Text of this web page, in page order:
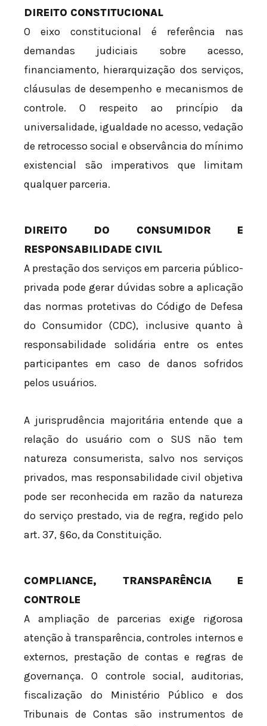
DIREITO CONSTITUCIONAL
O eixo constitucional é referência nas
demandas judiciais sobre acesso,
financiamento, hierarquização dos serviços,
cláusulas de desempenho e mecanismos de
controle. O respeito ao princípio da
universalidade, igualdade no acesso, vedação
de retrocesso social e observância do mínimo
existencial são imperativos que limitam
qualquer parceria.
DIREITO DO CONSUMIDOR E
RESPONSABILIDADE CIVIL
A prestação dos serviços em parceria público-
privada pode gerar dúvidas sobre a aplicação
das normas protetivas do Código de Defesa
do Consumidor (CDC), inclusive quanto à
responsabilidade solidária entre os entes
participantes em caso de danos sofridos
pelos usuários.
A jurisprudência majoritária entende que a
relação do usuário com o SUS não tem
natureza consumerista, salvo nos serviços
privados, mas responsabilidade civil objetiva
pode ser reconhecida em razão da natureza
do serviço prestado, via de regra, regido pelo
art. 37, §6º, da Constituição.
COMPLIANCE, TRANSPARÊNCIA E
CONTROLE
A ampliação de parcerias exige rigorosa
atenção à transparência, controles internos e
externos, prestação de contas e regras de
governança. O controle social, auditorias,
fiscalização do Ministério Público e dos
Tribunais de Contas são instrumentos de